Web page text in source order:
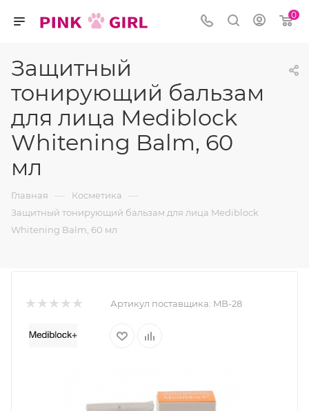
0
Защитный
тонирующий бальзам
для лица Mediblock
Whitening Balm, 60
мл
Главная — Косметика —
Защитный тонирующий бальзам для лица Mediblock
Whitening Balm, 60 мл
Артикул поставщика: MB-28